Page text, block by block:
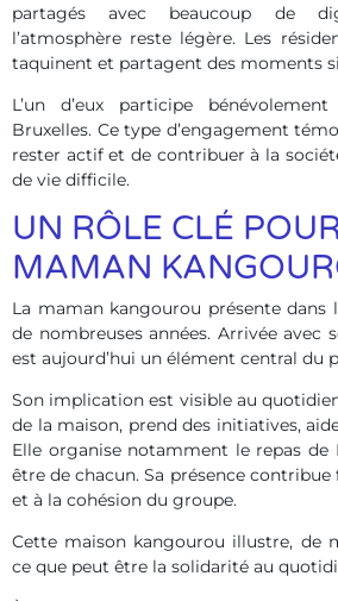
partagés avec beaucoup de
l’atmosphère reste légère. Les
taquinent et partagent des moments
L’un d’eux participe
Bruxelles. Ce type d’engagement
rester actif et de contribuer à la
de vie difficile.
UN RÔLE CLÉ
MAMAN
La maman kangourou présente
de nombreuses années. Arrivée avec
est aujourd’hui un élément central du
Son implication est visible au
de la maison, prend des initiatives,
Elle organise notamment le repas de
être de chacun. Sa présence
et à la cohésion du groupe.
Cette maison kangourou illustre, de
ce que peut être la solidarité au